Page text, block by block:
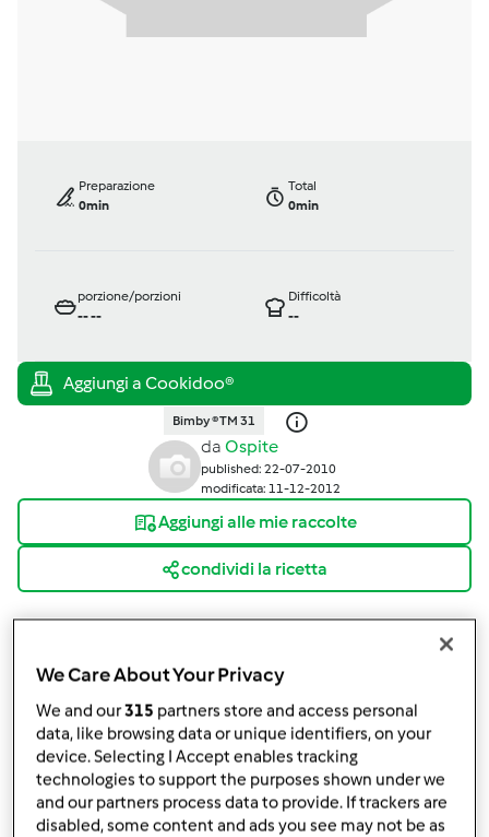
Preparazione
0min
Total
0min
porzione/porzioni
----
Difficoltà
--
Bimby ® TM 31
da Ospite
published: 22-07-2010
modificata: 11-12-2012
Aggiungi alle mie raccolte
condividi la ricetta
Ingredienti
400 gr.di ghiaccio
100 gr.di zucchero
1/2 misurino di caffè solubile
We Care About Your Privacy
We and our315 partners store and access personal
data, like browsing data or unique identifiers, on your
device. Selecting I Accept enables tracking
technologies to support the purposes shown under we
and our partners process data to provide. If trackers are
disabled, some content and ads you see may not be as